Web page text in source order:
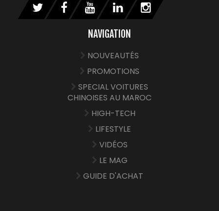
NAVIGATION
NOUVEAUTÉS
PROMOTIONS
SPECIAL VOITURES
CHINOISES AU MAROC
HIGH-TECH
LIFESTYLE
VIDÉOS
LE MAG
GUIDE D'ACHAT